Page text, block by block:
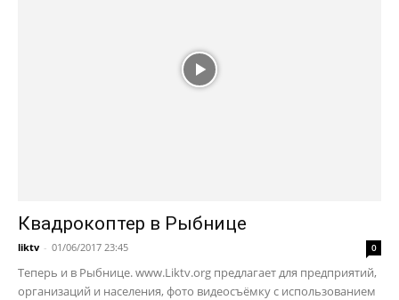
Квадрокоптер в Рыбнице
liktv - 01/06/2017 23:45 0
Теперь и в Рыбнице. www.Liktv.org предлагает для предприятий,
организаций и населения, фото видеосъёмку с использованием